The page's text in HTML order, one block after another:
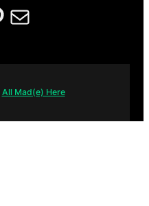
E-mail
All Mad(e) Here